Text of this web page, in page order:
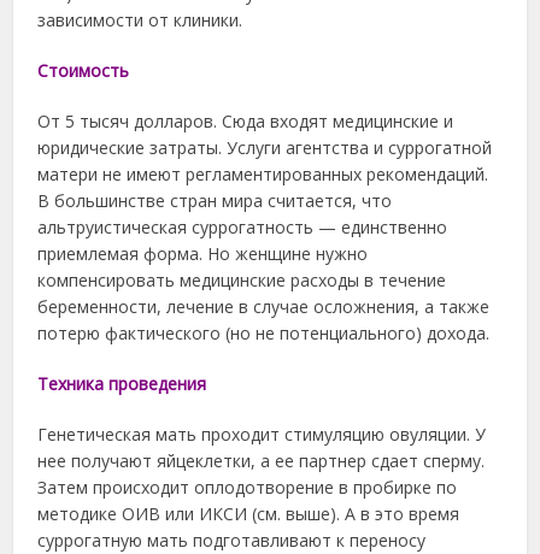
зависимости от клиники.
Cтоимость
От 5 тысяч долларов. Сюда входят медицинские и
юридические затраты. Услуги агентства и суррогатной
матери не имеют регламентированных рекомендаций.
В большинстве стран мира считается, что
альтруистическая суррогатность — единственно
приемлемая форма. Но женщине нужно
компенсировать медицинские расходы в течение
беременности, лечение в случае осложнения, а также
потерю фактического (но не потенциального) дохода.
Техника проведения
Генетическая мать проходит стимуляцию овуляции. У
нее получают яйцеклетки, а ее партнер сдает сперму.
Затем происходит оплодотворение в пробирке по
методике ОИВ или ИКСИ (см. выше). А в это время
суррогатную мать подготавливают к переносу